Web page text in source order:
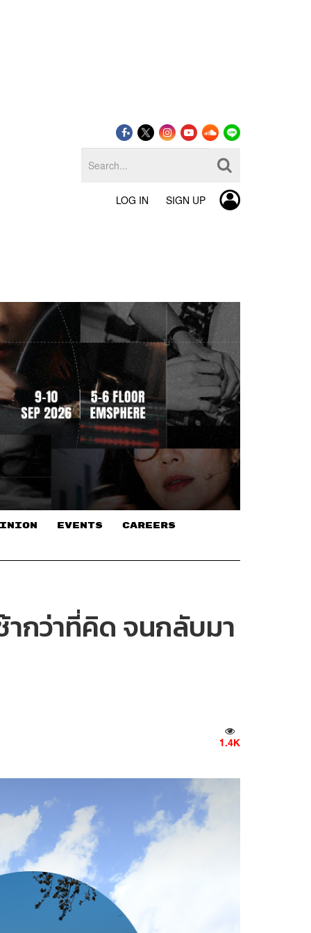
LOG IN SIGN UP
EVENTS CAREERS
ากว่าที่คิด จนกลับมา
1.4K